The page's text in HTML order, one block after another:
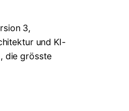
3,
und KI-
die grösste